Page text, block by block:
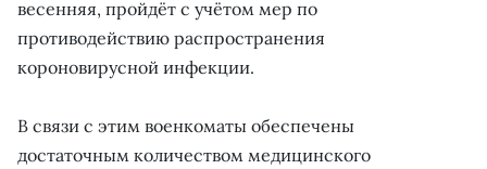
весенняя, пройдёт с учётом мер по
противодействию распространения
короновирусной инфекции.
В связи с этим военкоматы обеспечены
достаточным количеством медицинского